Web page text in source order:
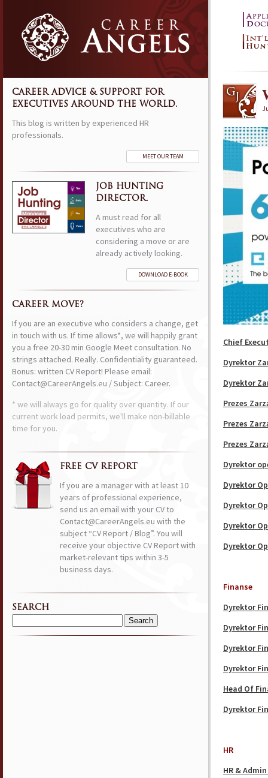
Chief
Dyrektor
Dyrektor
Prezes
Prezes
Prezes
Dyrektor
Dyrektor
Dyrektor
Dyrektor
Dyrektor
Finanse
Dyrektor
Dyrektor
Dyrektor
Dyrektor
Head Of
Dyrektor
HR
HR &
CAREER ADVICE & SUPPORT FOR
EXECUTIVES AROUND THE WORLD.
This blog is written by experienced HR
professionals.
MEET OUR TEAM
JOB HUNTING
DIRECTOR.
A must read for all
executives who are
considering a move or are
already actively looking.
DOWNLOAD E-BOOK
CAREER MOVE?
If you are an executive who considers a change, get
in touch with us. If time allows*, we will happily grant
you a free 20-30 min Google Meet consultation. No
strings attached. Really. Confidentiality guaranteed.
Bonus: written CV Report! Please email:
Contact@CareerAngels.eu / Subject: Career.
* we will always go for quality over quantity. If our
current work load permits, we'll make non-billable
time for you.
FREE CV REPORT
If you are a manager with at least 10
years of professional experience,
send us an email with your CV to
Contact@CareerAngels.eu with the
subject “CV Report / Blog”. You will
receive your objective CV Report with
market-relevant tips within 3-5
business days.
SEARCH
Search
for: